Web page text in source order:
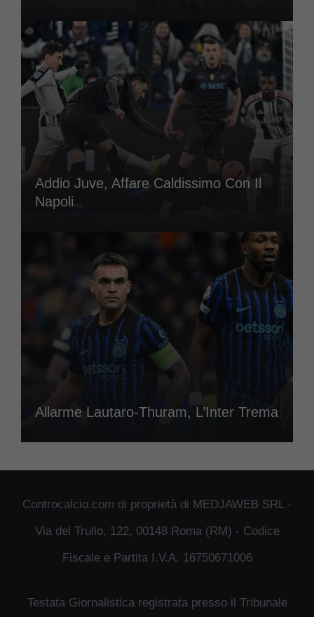
Addio Juve, Affare Caldissimo Con Il
Napoli
Allarme Lautaro-Thuram, L’Inter Trema
Controcalcio.com di proprietà di MEDJAWEB SRL -
Via del Trullo, 122, 00148 Roma (RM) - Codice
Fiscale e Partita I.V.A. 16750671006
Testata Giornalistica registrata presso il Tribunale